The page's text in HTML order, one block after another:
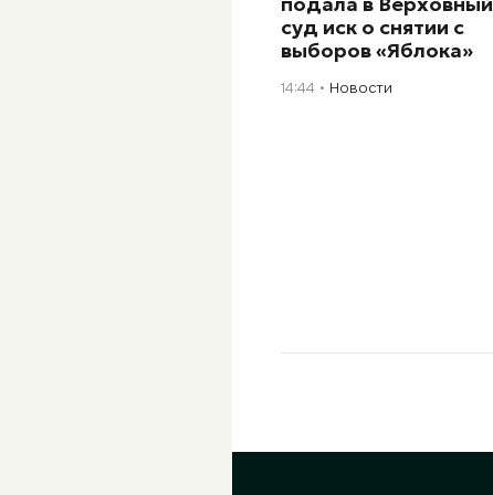
суд иск о снятии с
выборов «Яблока»
14:44 Новости